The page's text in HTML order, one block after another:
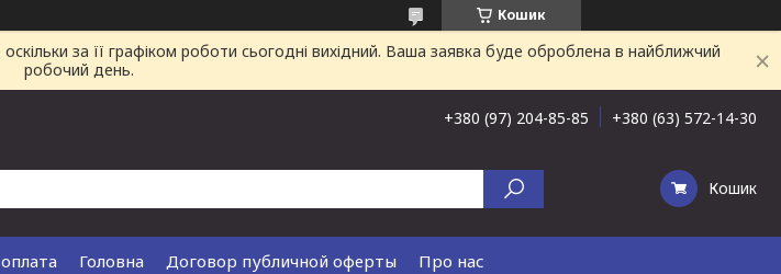
Кошик
за її графіком роботи сьогодні вихідний. Ваша заявка буде оброблена в найближчий
робочий день.
+380 (97) 204-85-85 +380 (63) 572-14-30
Кошик
Головна Договор публичной оферты Про нас